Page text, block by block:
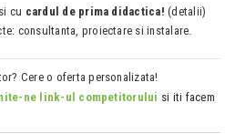
cu cardul de prima didactica! (detalii)
consultanta, proiectare si instalare.
Cere o oferta personalizata!
ne link-ul competitorului si iti facem